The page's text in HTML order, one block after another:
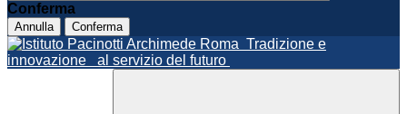
Conferma
Annulla Conferma
Roma Tradizione e
innovazione
al servizio del futuro